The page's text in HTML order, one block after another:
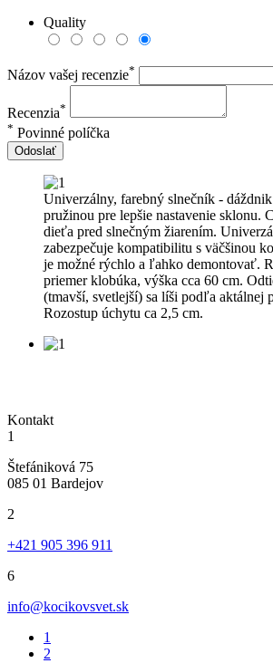
Quality
Názov vašej recenzie*
Recenzia*
* Povinné políčka
Odoslať
Univerzálny, farebný slnečník -
pružinou pre lepšie nastavenie sklonu.
dieťa pred slnečným žiarením.
zabezpečuje kompatibilitu s väčšinou
je možné rýchlo a ľahko demontovať.
priemer klobúka, výška cca 60 cm.
(tmavší, svetlejší) sa líši podľa aktálnej
Rozostup úchytu ca 2,5 cm.
Kontakt
1
Štefániková 75
085 01 Bardejov
2
+421 905 396 911
6
info@kocikovsvet.sk
1
2